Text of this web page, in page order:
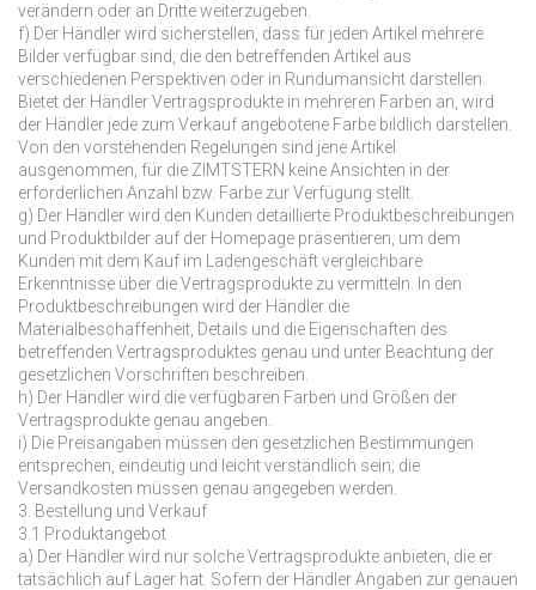
verändern oder an Dritte weiterzugeben.
f) Der Händler wird sicherstellen, dass für jeden Artikel mehrere
Bilder verfügbar sind, die den betreffenden Artikel aus
verschiedenen Perspektiven oder in Rundumansicht darstellen.
Bietet der Händler Vertragsprodukte in mehreren Farben an, wird
der Händler jede zum Verkauf angebotene Farbe bildlich darstellen.
Von den vorstehenden Regelungen sind jene Artikel
ausgenommen, für die ZIMTSTERN keine Ansichten in der
erforderlichen Anzahl bzw. Farbe zur Verfügung stellt.
g) Der Händler wird den Kunden detaillierte Produktbeschreibungen
und Produktbilder auf der Homepage präsentieren, um dem
Kunden mit dem Kauf im Ladengeschäft vergleichbare
Erkenntnisse über die Vertragsprodukte zu vermitteln. In den
Produktbeschreibungen wird der Händler die
Materialbeschaffenheit, Details und die Eigenschaften des
betreffenden Vertragsproduktes genau und unter Beachtung der
gesetzlichen Vorschriften beschreiben.
h) Der Händler wird die verfügbaren Farben und Größen der
Vertragsprodukte genau angeben.
i) Die Preisangaben müssen den gesetzlichen Bestimmungen
entsprechen, eindeutig und leicht verständlich sein; die
Versandkosten müssen genau angegeben werden.
3. Bestellung und Verkauf
3.1 Produktangebot
a) Der Händler wird nur solche Vertragsprodukte anbieten, die er
tatsächlich auf Lager hat. Sofern der Händler Angaben zur genauen